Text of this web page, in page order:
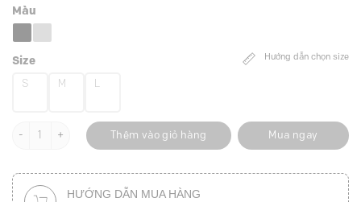
Hướng dẫn chọn size
Màu
Size
S M L
Đầm A vai chờm thân can bong đính cúc số lượng
Thêm vào giỏ hàng Mua ngay
HƯỚNG DẪN MUA HÀNG